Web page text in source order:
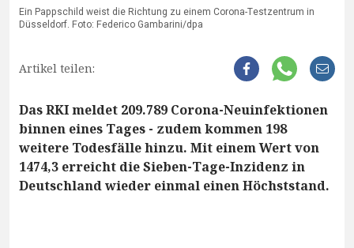
Ein Pappschild weist die Richtung zu einem Corona-Testzentrum in
Düsseldorf. Foto: Federico Gambarini/dpa
Artikel teilen:
Das RKI meldet 209.789 Corona-Neuinfektionen
binnen eines Tages - zudem kommen 198
weitere Todesfälle hinzu. Mit einem Wert von
1474,3 erreicht die Sieben-Tage-Inzidenz in
Deutschland wieder einmal einen Höchststand.